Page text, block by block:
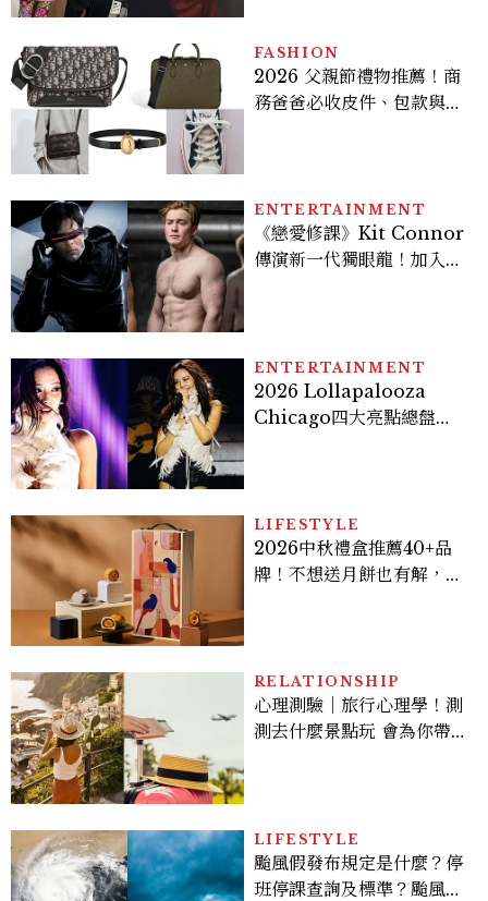
看點懶人包
FASHION
2026 父親節禮物推薦！商
務爸爸必收皮件、包款與鞋
ENTERTAINMENT
《戀愛修課》Kit Connor
傳演新一代獨眼龍！加入新
ENTERTAINMENT
2026 Lollapalooza
Chicago四大亮點總盤
LIFESTYLE
2026中秋禮盒推薦40+品
牌！不想送月餅也有解，送
RELATIONSHIP
心理測驗｜旅行心理學！測
測去什麼景點玩 會為你帶來
LIFESTYLE
颱風假發布規定是什麼？停
班停課查詢及標準？颱風假